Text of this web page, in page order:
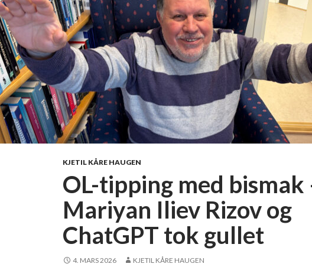
KJETIL KÅRE HAUGEN
OL-tipping med bismak
Mariyan Iliev Rizov og
ChatGPT tok gullet
4. MARS 2026 KJETIL KÅRE HAUGEN